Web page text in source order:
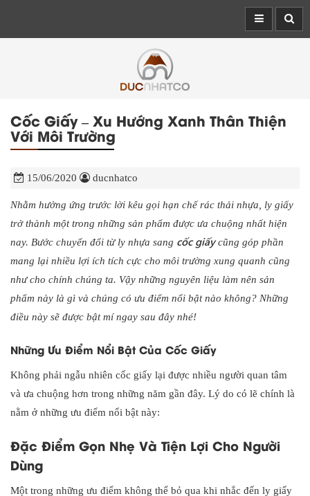
Cốc Giấy – Xu Hướng Xanh Thân Thiện
Với Môi Trường
15/06/2020 ducnhatco
Nhằm hưởng ứng trước lời kêu gọi hạn chế rác thải nhựa, ly giấy
trở thành một trong những sản phẩm được ưa chuộng nhất hiện
nay. Bước chuyển đổi từ ly nhựa sang cốc giấycũng góp phần
mang lại nhiều lợi ích tích cực cho môi trường xung quanh cũng
như cho chính chúng ta. Vậy những nguyên liệu làm nên sản
phẩm này là gì và chúng có ưu điểm nổi bật nào không? Những
điều này sẽ được bật mí ngay sau đây nhé!
Những Ưu Điểm Nổi Bật Của Cốc Giấy
Không phải ngẫu nhiên cốc giấy lại được nhiều người quan tâm
và ưa chuộng hơn trong những năm gần đây. Lý do có lẽ chính là
nằm ở những ưu điểm nổi bật này:
Đặc Điểm Gọn Nhẹ Và Tiện Lợi Cho Người
Dùng
Một trong những ưu điểm không thể bỏ qua khi nhắc đến ly giấy